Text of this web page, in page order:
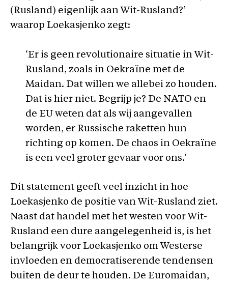
(Rusland) eigenlijk aan Wit-Rusland?’
waarop Loekasjenko zegt:
‘Er is geen revolutionaire situatie in Wit-
Rusland, zoals in Oekraïne met de
Maidan. Dat willen we allebei zo houden.
Dat is hier niet. Begrijp je? De NATO en
de EU weten dat als wij aangevallen
worden, er Russische raketten hun
richting op komen. De chaos in Oekraïne
is een veel groter gevaar voor ons.’
Dit statement geeft veel inzicht in hoe
Loekasjenko de positie van Wit-Rusland ziet.
Naast dat handel met het westen voor Wit-
Rusland een dure aangelegenheid is, is het
belangrijk voor Loekasjenko om Westerse
invloeden en democratiserende tendensen
buiten de deur te houden. De Euromaidan,